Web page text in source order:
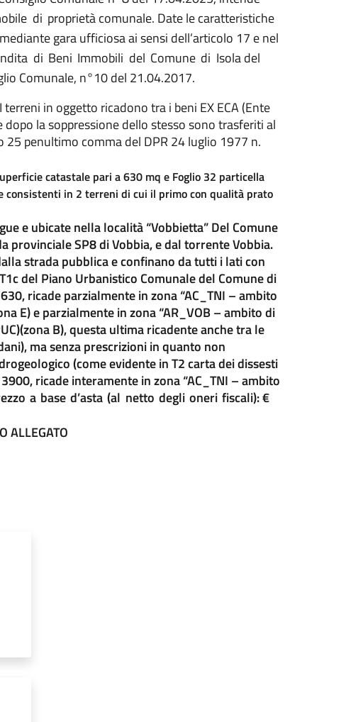
di proprietàcomunale. Date le caratteristiche
gara ufficiosa ai sensi dell’articolo 17 e nel
di Beni Immobili del Comune di Isola del
Comunale, n°10 del 21.04.2017.
I terreni in oggetto ricadono tra i beni EX ECA (Ente
la soppressione dello stesso sono trasferiti al
25 penultimo comma del DPR 24 luglio 1977 n.
catastale pari a 630 mq e Foglio 32 particella
consistenti in 2 terreni di cui il primo con qualità prato
e ubicate nella località “Vobbietta” Del Comune
provinciale SP8 di Vobbia, e dal torrente Vobbia.
strada pubblica e confinano da tutti i lati con
del Piano Urbanistico Comunale del Comune di
ricade parzialmente in zona “AC_TNI – ambito
E) e parzialmente in zona “AR_VOB – ambito di
B), questa ultima ricadente anche tra le
ma senza prescrizioni in quanto non
(come evidente in T2 carta dei dissesti
ricade interamente in zona “AC_TNI – ambito
a base d’asta (al netto degli oneri fiscali): €
ALLEGATO